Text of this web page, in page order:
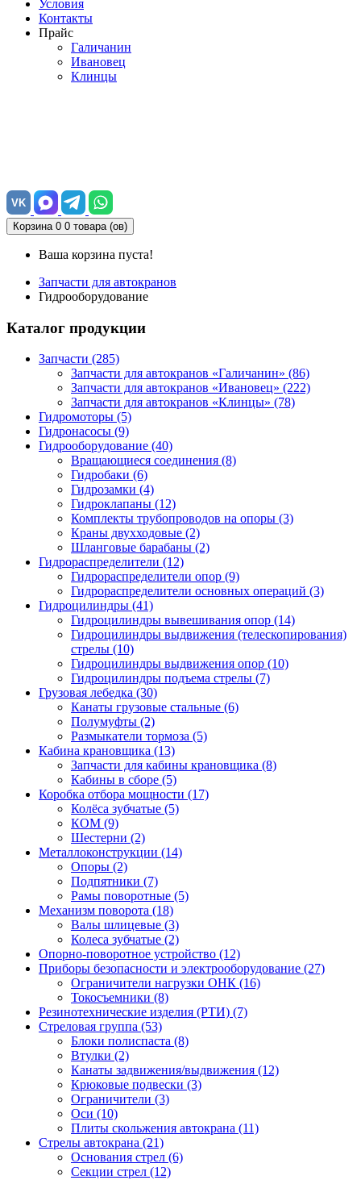
Условия
Контакты
Прайс
Галичанин
Ивановец
Клинцы
VK
Корзина 0 0 товара (ов)
Ваша корзина пуста!
Запчасти для автокранов
Гидрооборудование
Каталог продукции
Запчасти (285)
Запчасти для автокранов «Галичанин» (86)
Запчасти для автокранов «Ивановец» (222)
Запчасти для автокранов «Клинцы» (78)
Гидромоторы (5)
Гидронасосы (9)
Гидрооборудование (40)
Вращающиеся соединения (8)
Гидробаки (6)
Гидрозамки (4)
Гидроклапаны (12)
Комплекты трубопроводов на опоры (3)
Краны двухходовые (2)
Шланговые барабаны (2)
Гидрораспределители (12)
Гидрораспределители опор (9)
Гидрораспределители основных операций (3)
Гидроцилиндры (41)
Гидроцилиндры вывешивания опор (14)
Гидроцилиндры выдвижения (телескопирования)
стрелы (10)
Гидроцилиндры выдвижения опор (10)
Гидроцилиндры подъема стрелы (7)
Грузовая лебедка (30)
Канаты грузовые стальные (6)
Полумуфты (2)
Размыкатели тормоза (5)
Кабина крановщика (13)
Запчасти для кабины крановщика (8)
Кабины в сборе (5)
Коробка отбора мощности (17)
Колёса зубчатые (5)
КОМ (9)
Шестерни (2)
Металлоконструкции (14)
Опоры (2)
Подпятники (7)
Рамы поворотные (5)
Механизм поворота (18)
Валы шлицевые (3)
Колеса зубчатые (2)
Опорно-поворотное устройство (12)
Приборы безопасности и электрооборудование (27)
Ограничители нагрузки ОНК (16)
Токосъемники (8)
Резинотехнические изделия (РТИ) (7)
Стреловая группа (53)
Блоки полиспаста (8)
Втулки (2)
Канаты задвижения/выдвижения (12)
Крюковые подвески (3)
Ограничители (3)
Оси (10)
Плиты скольжения автокрана (11)
Стрелы автокрана (21)
Основания стрел (6)
Секции стрел (12)